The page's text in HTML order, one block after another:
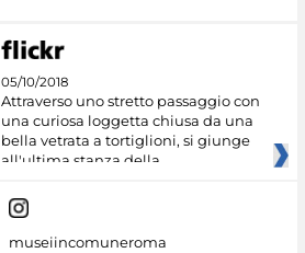
05/10/2018
Attraverso uno stretto passaggio con
una curiosa loggetta chiusa da una
bella vetrata a tortiglioni, si giunge
all'ultima stanza della
museiincomuneroma